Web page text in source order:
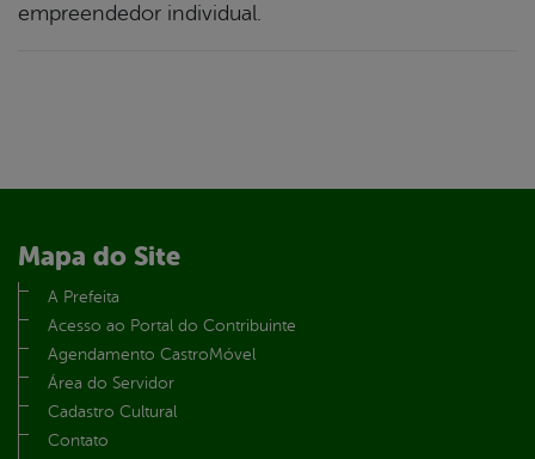
empreendedor individual.
Mapa do Site
A Prefeita
Acesso ao Portal do Contribuinte
Agendamento CastroMóvel
Área do Servidor
Cadastro Cultural
Contato